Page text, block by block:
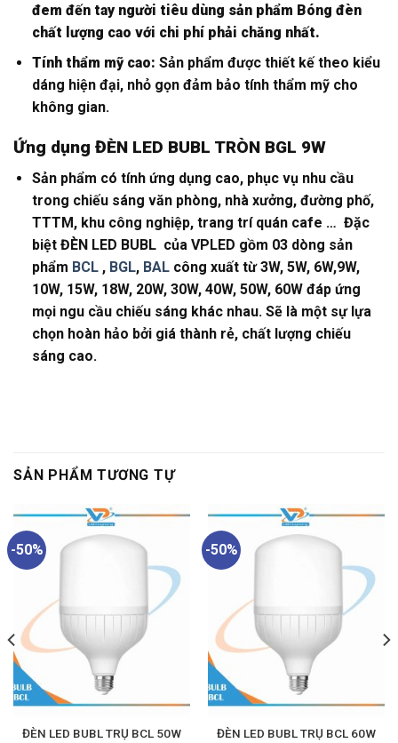
đem đến tay người tiêu dùng sản phẩm Bóng đèn
chất lượng cao với chi phí phải chăng nhất.
Tính thẩm mỹ cao: Sản phẩm được thiết kế theo kiểu
dáng hiện đại, nhỏ gọn đảm bảo tính thẩm mỹ cho
không gian.
Ứng dụng ĐÈN LED BUBL TRÒN BGL 9W
Sản phẩm có tính ứng dụng cao, phục vụ nhu cầu
trong chiếu sáng văn phòng, nhà xưởng, đường phố,
TTTM, khu công nghiệp, trang trí quán cafe … Đặc
biệt ĐÈN LED BUBL của VPLED gồm 03 dòng sản
phẩm BCL, BGL, BALcông xuất từ 3W, 5W, 6W,9W,
10W, 15W, 18W, 20W, 30W, 40W, 50W, 60W đáp ứng
mọi ngu cầu chiếu sáng khác nhau. Sẽ là một sự lựa
chọn hoàn hảo bởi giá thành rẻ, chất lượng chiếu
sáng cao.
SẢN PHẨM TƯƠNG TỰ
-50%
ĐÈN LED BUBL TRỤ BCL 50W
-50%
ĐÈN LED BUBL TRỤ BCL 60W